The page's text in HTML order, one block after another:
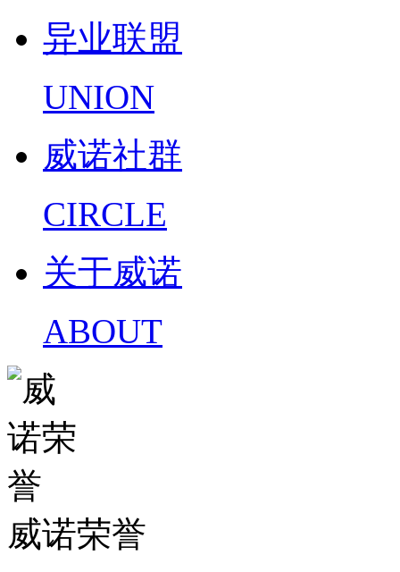
异业联盟
UNION
威诺社群
CIRCLE
关于威诺
ABOUT
威诺荣誉